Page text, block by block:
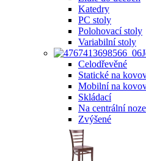
Katedry
PC stoly
Polohovací stoly
Variabilní stoly
Celodřevěné
Statické na
Mobilní na
Skládací
Na centrální noze
Zvýšené